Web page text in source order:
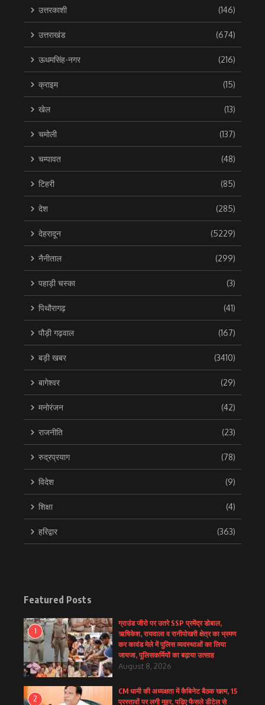
उत्तरकाशी (146)
उत्तराखंड (674)
ऊधमसिंह-नगर (216)
क्राइम (15)
खेल (13)
चमोली (137)
चम्पावत (48)
टिहरी (85)
देश (285)
देहरादून (5229)
नैनीताल (299)
पहाड़ी चस्का (3)
पिथौरागढ़ (41)
पौड़ी गढ़वाल (167)
बड़ी खबर (3410)
बागेश्वर (29)
मनोरंजन (42)
राजनीति (23)
रुद्रप्रयाग (78)
विदेश (9)
शिक्षा (4)
हरिद्वार (363)
Featured Posts
1
ग्राउंड जीरो पर उतरे SSP प्रमेंद्र डोबाल,
ऋषिकेश, रायवाला व रानीपोखरी क्षेत्र का भ्रमण
कर कावंड मेले में पुलिस व्यवस्थाओं का लिया
जायजा, पुलिसकर्मियों का बढ़ाया उत्साह
August 8, 2026
2
CM धामी की अध्यक्षता में कैबिनेट बैठक खत्म, 15
प्रस्तावों पर लगी मुहर, पढ़िए फैसले डीटेल से